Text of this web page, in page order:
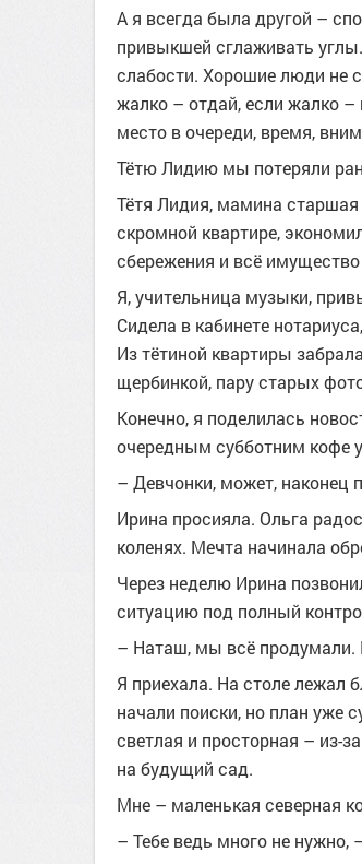
А я всегда была другой –
привыкшей сглаживать
слабости. Хорошие люди не
жалко – отдай, если жалко
место в очереди, время,
Тётю Лидию мы потеряли
Тётя Лидия, мамина
скромной квартире,
сбережения и всё
Я, учительница музыки,
Сидела в кабинете
Из тётиной квартиры
щербинкой, пару старых
Конечно, я поделилась
очередным субботним кофе
– Девчонки, может, наконец
Ирина просияла. Ольга
коленях. Мечта начинала
Через неделю Ирина
ситуацию под полный
– Наташ, мы всё продумали.
Я приехала. На столе
начали поиски, но план уже
светлая и просторная – из-
на будущий сад.
Мне – маленькая северная
– Тебе ведь много не